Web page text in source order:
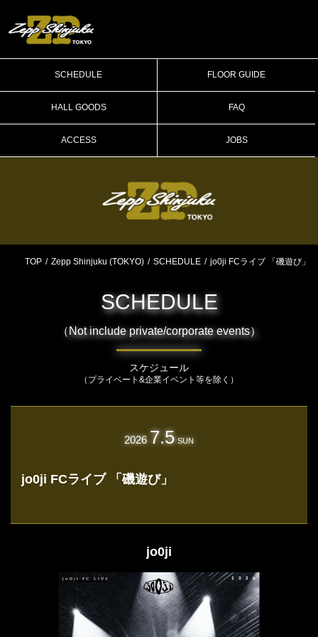
SCHEDULE FLOOR GUIDE
HALL GOODS FAQ
ACCESS JOBS
TOP Zepp Shinjuku (TOKYO) SCHEDULE jo0ji FCライブ 「磯遊び」
SCHEDULE
（Not include private/corporate events）
スケジュール
（プライベート&企業イベント等を除く）
2026 7.5 SUN
jo0ji FCライブ 「磯遊び」
jo0ji